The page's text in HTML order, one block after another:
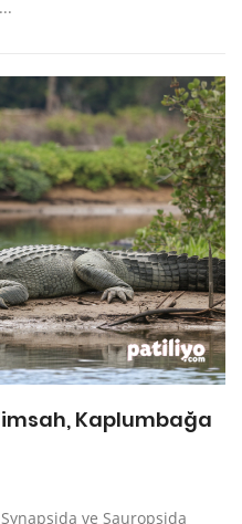
Kaplumbağa
ve Sauropsida